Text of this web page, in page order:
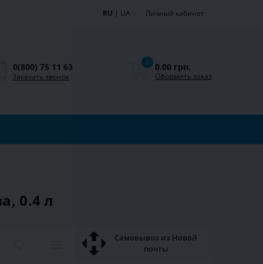
RU | UA Личный кабинет
0(800) 75 11 63
Заказать звонок
0 0.00 грн.
Оформить заказ
0.4 л
Самовывоз из Новой
почты